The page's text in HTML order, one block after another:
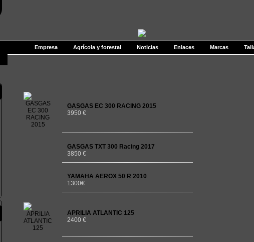
Empresa Agrícola y forestal Noticias Enlaces Marcas
GASGAS EC 300 RACING 2015
3950 €
GASGAS TXT 300 Racing 2017
3850 €
YAMAHA AEROX 50 R 2010
1300€
APRILIA ATLANTIC 125
2400 €